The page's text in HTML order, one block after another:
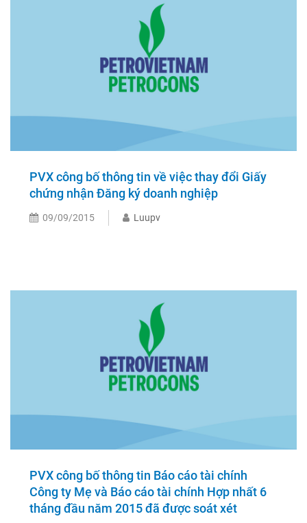
PVX công bố thông tin về việc thay đổi Giấy
chứng nhận Đăng ký doanh nghiệp
09/09/2015 Luupv
PVX công bố thông tin Báo cáo tài chính
Công ty Mẹ và Báo cáo tài chính Hợp nhất 6
tháng đầu năm 2015 đã được soát xét